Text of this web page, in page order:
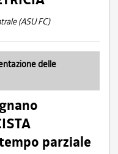
(ASU FC)
delle
parziale